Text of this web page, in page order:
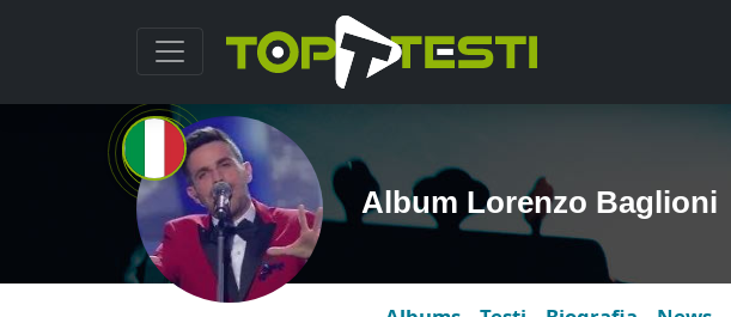
Album Lorenzo Baglioni